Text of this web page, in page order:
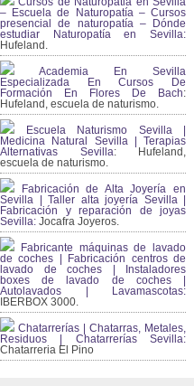
– Escuela de Naturopatía – Cursos
presencial de naturopatía – Dónde
estudiar Naturopatía en Sevilla:
Hufeland.
Academia En Sevilla
Especializada En Cursos De
Formación En Flores De Bach:
Hufeland, escuela de naturismo.
Escuela Naturismo Sevilla |
Medicina Natural Sevilla | Terapias
Alternativas Sevilla: Hufeland,
escuela de naturismo.
Fabricación de Alta Joyería en
Sevilla | Taller alta joyería Sevilla |
Fabricación y reparación de joyas
Sevilla: Jocafra Joyeros.
Fabricante máquinas de lavado
de coches | Fabricación centros de
lavado de coches | Instaladores
boxes de lavado de coches |
Autolavados | Lavamascotas:
IBERBOX 3000.
Chatarrerías | Chatarras, Metales,
Residuos | Chatarrerías Sevilla:
Chatarreria El Pino